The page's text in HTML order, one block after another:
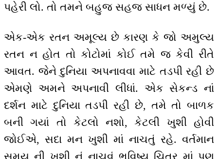
પહેરી લો. તો તમને બહુજ સહજ સાધન મળ્યું છે.
એક-એક રતન અમૂલ્ય છે કારણ કે જો અમુલ્ય
રતન ન હોત તો કોટોમાં કોઈ તમે જ કેવી રીતે
આવત. જેને દુનિયા અપનાવવા માટે તડપી રહી છે
એમણે અમને અપનાવી લીધાં. એક સેકન્ડ નાં
દર્શન માટે દુનિયા તડપી રહી છે, તમે તો બાળક
બની ગયાં તો કેટલો નશો, કેટલી ખુશી હોવી
જોઈએ, સદા મન ખુશી માં નાચતું રહે. વર્તમાન
સમય ની ખુશી નું નાચવું ભવિષ્ય ચિત્ર માં પણ